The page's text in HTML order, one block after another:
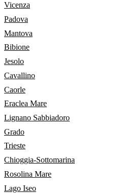
Vicenza
Padova
Mantova
Bibione
Jesolo
Cavallino
Caorle
Eraclea Mare
Lignano Sabbiadoro
Grado
Trieste
Chioggia-Sottomarina
Rosolina Mare
Lago Iseo